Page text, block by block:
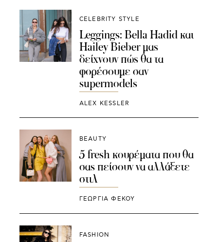
CELEBRITY STYLE
Leggings: Bella Hadid και
Hailey Bieber μας
δείχνουν πώς θα τα
φορέσουμε σαν
supermodels
ALEX KESSLER
BEAUTY
5 fresh κουρέματα που θα
σας πείσουν να αλλάξετε
στιλ
ΓΕΩΡΓΙΑ ΦΕΚΟΥ
FASHION